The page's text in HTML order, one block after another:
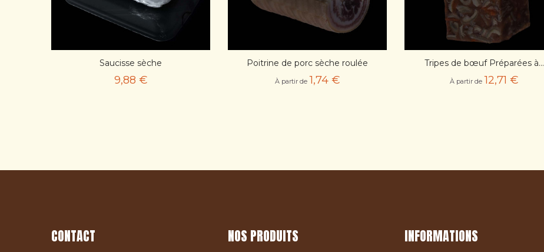
AJOUT PANIER
Saucisse sèche
9,88 €
AJOUT PANIER
Poitrine de porc sèche roulée
À partir de 1,74 €
AJOUT PANIER
Tripes de bœuf Préparées à...
À partir de 12,71 €
CONTACT NOS PRODUITS INFORMATIONS